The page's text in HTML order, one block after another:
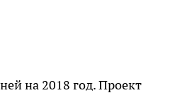
на 2018 год. Проект